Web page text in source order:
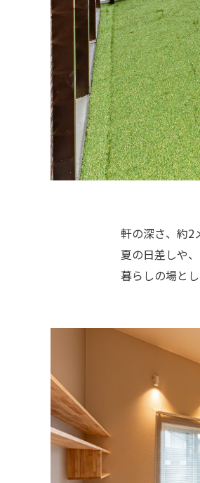
軒の深さ、約2
夏の日差しや
暮らしの場と